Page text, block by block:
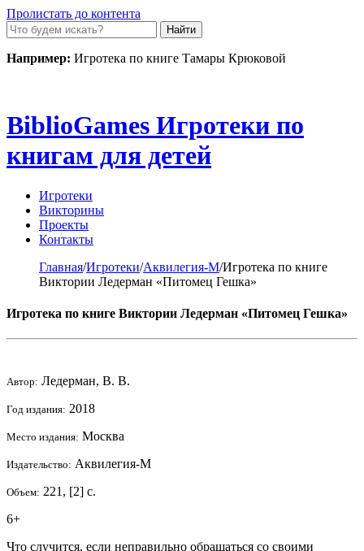
Пролистать до контента
Например: Игротека по книге Тамары Крюковой
BiblioGames Игротеки по
книгам для детей
Игротеки
Викторины
Проекты
Контакты
Главная/Игротеки/Аквилегия-М/Игротека по книге
Виктории Ледерман «Питомец Гешка»
Игротека по книге Виктории Ледерман «Питомец Гешка»
Автор: Ледерман, В. В.
Год издания: 2018
Место издания: Москва
Издательство: Аквилегия-М
Объем: 221, [2] с.
6+
Что случится, если неправильно обращаться со своими